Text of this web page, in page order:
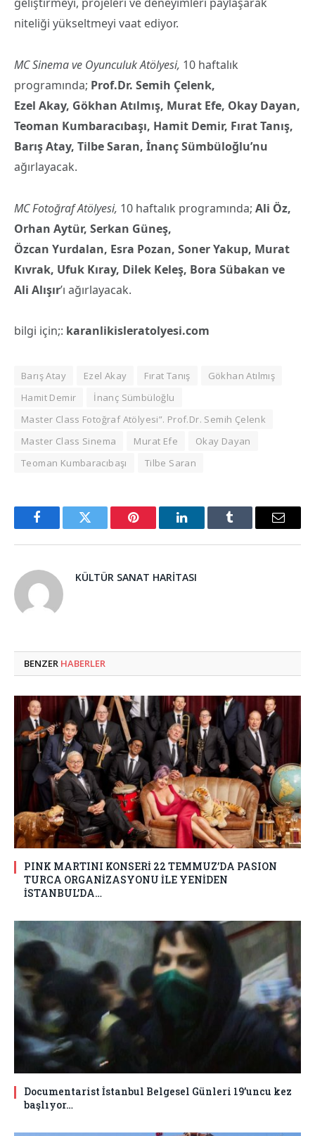
niteliği yükseltmeyi vaat ediyor.
MC Sinema ve Oyunculuk Atölyesi, 10 haftalık
programında; Prof.Dr. Semih Çelenk,
Ezel Akay, Gökhan Atılmış, Murat Efe, Okay Dayan,
Teoman Kumbaracıbaşı, Hamit Demir, Fırat Tanış,
Barış Atay, Tilbe Saran, İnanç Sümbüloğlu’nu
ağırlayacak.
MC Fotoğraf Atölyesi, 10 haftalık programında; Ali Öz,
Orhan Aytür, Serkan Güneş,
Özcan Yurdalan, Esra Pozan, Soner Yakup, Murat
Kıvrak, Ufuk Kıray, Dilek Keleş, Bora Sübakan ve
Ali Alışır’ı ağırlayacak.
bilgi için;: karanlikisleratolyesi.com
Barış Atay Ezel Akay Fırat Tanış
Gökhan Atılmış
Hamit Demir
İnanç Sümbüloğlu
Master Class Fotoğraf Atölyesi”. Prof.Dr. Semih Çelenk
Master Class Sinema
Murat Efe
Okay Dayan
Teoman Kumbaracıbaşı
Tilbe Saran
FacebookTwitter Pinterest LinkedInTumblr Email
KÜLTÜR SANAT HARITASI
BENZER HABERLER
PINK MARTINI KONSERİ 22 TEMMUZ’DA PASION
TURCA ORGANİZASYONU İLE YENİDEN
İSTANBUL’DA…
Documentarist İstanbul Belgesel Günleri 19’uncu kez
başlıyor…